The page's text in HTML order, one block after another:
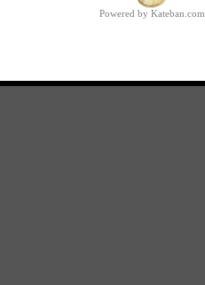
Powered by Kateban.com